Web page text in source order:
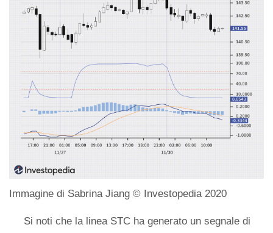
Immagine di Sabrina Jiang © Investopedia 2020
Si noti che la linea STC ha generato un segnale di